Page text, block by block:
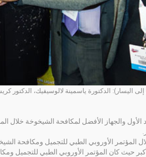
اليسار): الدكتورة ياسمينة لالوسيفيك، الدكتور
المؤتمر الأوروبي الطبي للتجميل ومكافحة